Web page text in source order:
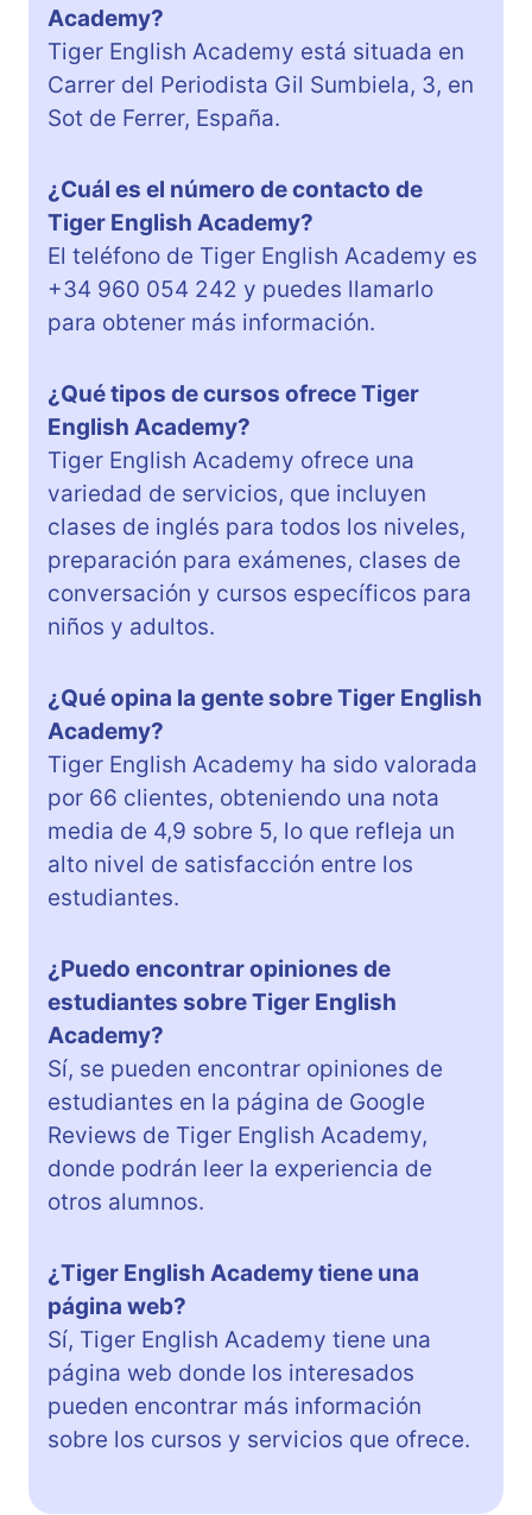
Academy?
Tiger English Academy está situada en
Carrer del Periodista Gil Sumbiela, 3, en
Sot de Ferrer, España.
¿Cuál es el número de contacto de
Tiger English Academy?
El teléfono de Tiger English Academy es
+34 960 054 242 y puedes llamarlo
para obtener más información.
¿Qué tipos de cursos ofrece Tiger
English Academy?
Tiger English Academy ofrece una
variedad de servicios, que incluyen
clases de inglés para todos los niveles,
preparación para exámenes, clases de
conversación y cursos específicos para
niños y adultos.
¿Qué opina la gente sobre Tiger English
Academy?
Tiger English Academy ha sido valorada
por 66 clientes, obteniendo una nota
media de 4,9 sobre 5, lo que refleja un
alto nivel de satisfacción entre los
estudiantes.
¿Puedo encontrar opiniones de
estudiantes sobre Tiger English
Academy?
Sí, se pueden encontrar opiniones de
estudiantes en la página de Google
Reviews de Tiger English Academy,
donde podrán leer la experiencia de
otros alumnos.
¿Tiger English Academy tiene una
página web?
Sí, Tiger English Academy tiene una
página web donde los interesados
pueden encontrar más información
sobre los cursos y servicios que ofrece.